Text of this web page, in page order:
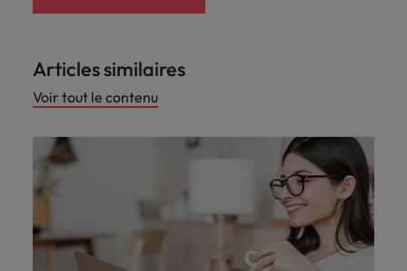
Articles similaires
Voir tout le contenu